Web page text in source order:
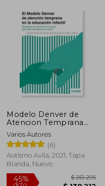
$ 135.144
$ 74.329
45%
dcto.
Modelo Denver de
Atencion Temprana
en la Educacion
Infantil
Varios Autores
(6)
Autismo Avila, 2021, Tapa
Blanda, Nuevo